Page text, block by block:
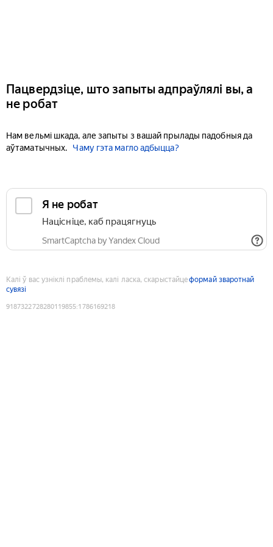
Пацвердзіце, што запыты адпраўлялі вы, а
не робат
Нам вельмі шкада, але запыты з вашай прылады падобныя да
аўтаматычных.
Чаму гэта магло адбыцца?
Я не робат
Націсніце, каб працягнуць
SmartCaptcha by Yandex Cloud
Калі ў вас узніклі праблемы, калі ласка, скарыстайцеформай зваротнай
сувязі
9187322728280119855:1786169218